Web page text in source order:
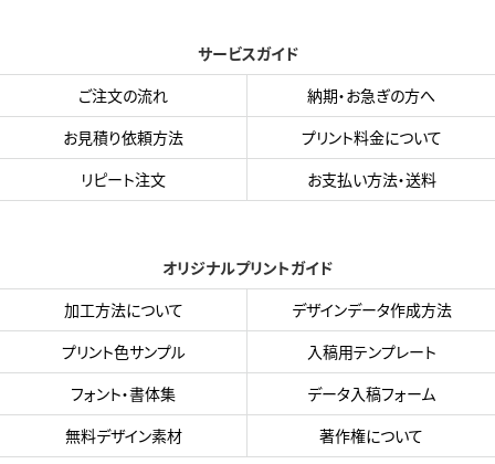
サービスガイド
ご注文の流れ
納期・お急ぎの方へ
お見積り依頼方法
プリント料金について
リピート注文
お支払い方法・送料
オリジナルプリントガイド
加工方法について
デザインデータ作成方法
プリント色サンプル
入稿用テンプレート
フォント・書体集
データ入稿フォーム
無料デザイン素材
著作権について